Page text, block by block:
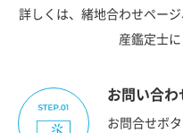
詳しくは、緒地合わせペー
産鑑定士に
お問い合わ
お問合せボ